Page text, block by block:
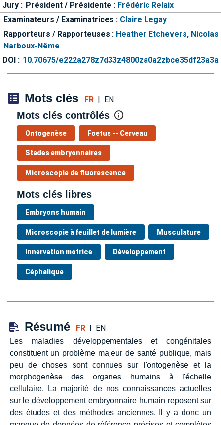
Jury : Président / Présidente : Frédéric Relaix
Examinateurs / Examinatrices : Claire Legay
Rapporteurs / Rapporteuses : Heather Etchevers, Nicolas
Narboux-Nême
DOI : 10.70675/e222a278z7d33z4800za0a2zbce35df23a3a
Mots clés FR| EN
Mots clés contrôlés
Ontogenèse Foetus -- Cerveau
Stades embryonnaires
Microscopie de fluorescence
Mots clés libres
Embryons humain
Microscopie à feuillet de lumière Musculature
Innervation motrice Développement
Céphalique
Résumé FR| EN
Les maladies développementales et congénitales
constituent un problème majeur de santé publique, mais
peu de choses sont connues sur l'ontogenèse et la
morphogenèse des organes humains à l'échelle
cellulaire. La majorité de nos connaissances actuelles
sur le développement embryonnaire humain reposent sur
des études et des méthodes anciennes. Il y a donc un